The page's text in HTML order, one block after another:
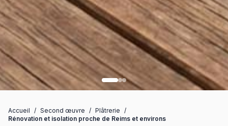
Accueil / Second œuvre / Plâtrerie /
Rénovation et isolation proche de Reims et environs